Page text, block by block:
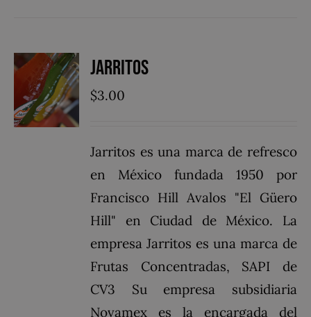
Jarritos
$3.00
Jarritos es una marca de refresco
en México fundada 1950 por
Francisco Hill Avalos "El Güero
Hill" en Ciudad de México. La
empresa Jarritos es una marca de
Frutas Concentradas, SAPI de
CV3​ Su empresa subsidiaria
Novamex es la encargada del